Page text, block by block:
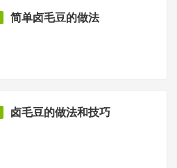
简单卤毛豆的做法
卤毛豆的做法和技巧